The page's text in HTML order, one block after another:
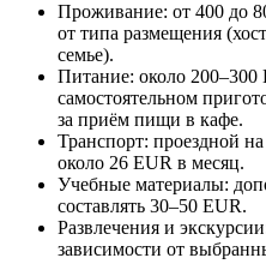
Проживание: от 400 до
от типа размещения
семье).
Питание: около 200–300
самостоятельном
за приём пищи в кафе.
Транспорт: проездной
около 26 EUR в месяц.
Учебные материалы:
составлять 30–50 EUR.
Развлечения и
зависимости от